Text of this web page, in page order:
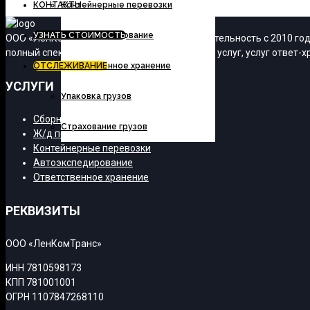
Контейнерные перевозки
Автоэкспедирование
Ответственное хранение
Упаковка грузов
Страхование грузов
КОНТАКТЫ
УЗНАТЬ СТОИМОСТЬ
ОТСЛЕЖИВАНИЕ
ООО «ЛенКомТранс» осуществляет свою деятельность с 2010
полный спектр транспортно-экспедиционных услуг, услуг ответ-
УСЛУГИ
Сборные грузы
Ж/д перевозки
Контейнерные перевозки
Автоэкспедирование
Ответственное хранение
РЕКВИЗИТЫ
ООО «ЛенКомТранс»
ИНН 7810598173
КПП 781001001
ОГРН 1107847268110